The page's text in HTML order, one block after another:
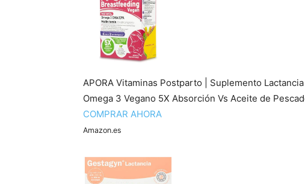
APORA Vitaminas Postparto | Suplemento
Omega 3 Vegano 5X Absorción Vs Aceite de
COMPRAR AHORA
Amazon.es